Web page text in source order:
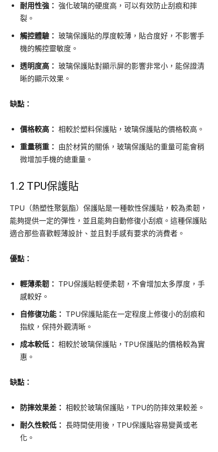
耐用性強： 強化玻璃的硬度高，可以有效防止刮痕和摔
裂。
觸控體驗： 玻璃保護貼的厚度較薄，貼合度好，不影響手
機的觸控靈敏度。
透明度高： 玻璃保護貼對顯示屏的影響非常小，能保證清
晰的顯示效果。
缺點：
價格較高： 相較於塑料保護貼，玻璃保護貼的價格較高。
重量稍重： 由於材質的關係，玻璃保護貼的重量可能會稍
微增加手機的總重量。
1.2 TPU保護貼
TPU（熱塑性聚氨酯）保護貼是一種軟性保護貼，較為柔韌，
能夠提供一定的彈性，並且能夠自動修復小刮痕。這種保護貼
適合那些喜歡輕薄設計、並且對手感有要求的消費者。
優點：
輕薄柔韌： TPU保護貼輕便柔韌，不會增加太多厚度，手
感較好。
自修復功能： TPU保護貼能在一定程度上修復小的刮痕和
指紋，保持外觀清晰。
成本較低： 相較於玻璃保護貼，TPU保護貼的價格較為實
惠。
缺點：
防摔效果差： 相較於玻璃保護貼，TPU的防摔效果較差。
耐久性較低： 長時間使用後，TPU保護貼容易變黃或老
化。